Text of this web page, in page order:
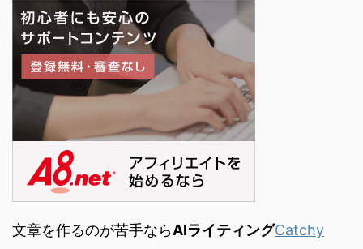
文章を作るのが苦手ならAIライティングCatchy